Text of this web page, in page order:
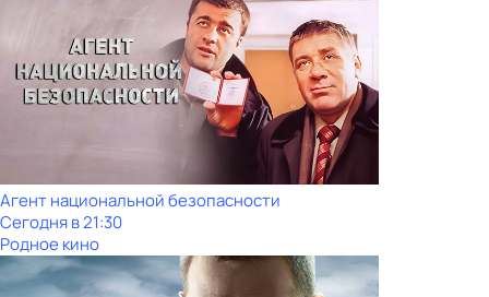
Агент национальной безопасности
Сегодня в 21:30
Родное кино